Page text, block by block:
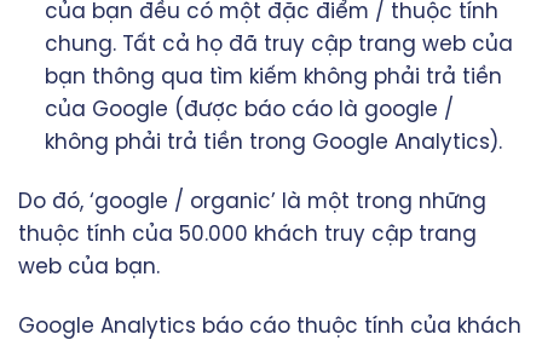
của bạn đều có một đặc điểm / thuộc tính
chung. Tất cả họ đã truy cập trang web của
bạn thông qua tìm kiếm không phải trả tiền
của Google (được báo cáo là google /
không phải trả tiền trong Google Analytics).
Do đó, ‘google / organic’ là một trong những
thuộc tính của 50.000 khách truy cập trang
web của bạn.
Google Analytics báo cáo thuộc tính của khách